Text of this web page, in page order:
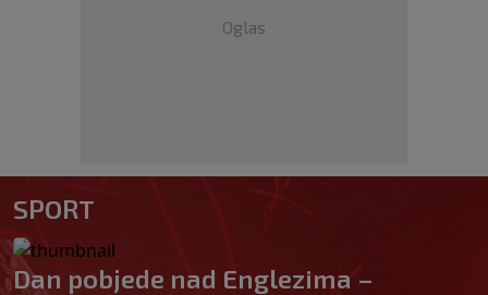
Oglas
SPORT
Dan pobjede nad Englezima –